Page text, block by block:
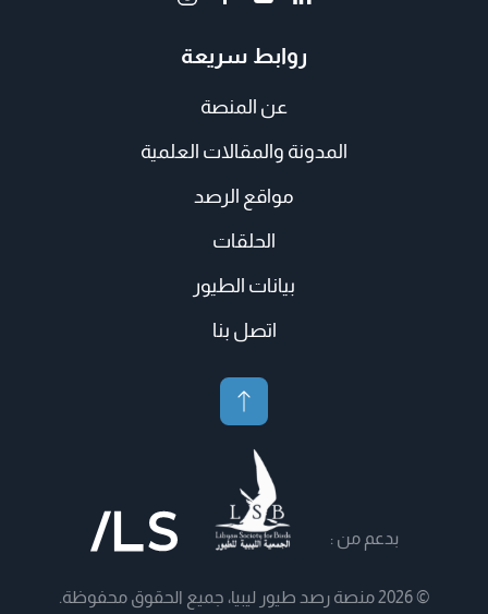
روابط سريعة
عن المنصة
المدونة والمقالات العلمية
مواقع الرصد
الحلقات
بيانات الطيور
اتصل بنا
بدعم من :
© 2026 منصة رصد طيور ليبيا، جميع الحقوق محفوظة.